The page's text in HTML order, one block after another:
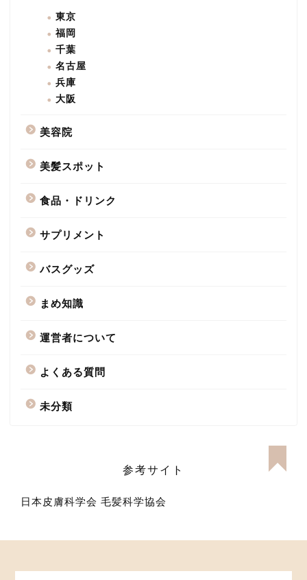
東京
福岡
千葉
名古屋
兵庫
大阪
美容院
美髪スポット
食品・ドリンク
サプリメント
バスグッズ
まめ知識
運営者について
よくある質問
未分類
参考サイト
日本皮膚科学会 毛髪科学協会